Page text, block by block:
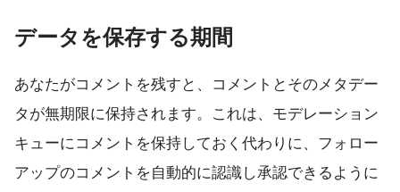
データを保存する期間
あなたがコメントを残すと、コメントとそのメタデー
タが無期限に保持されます。これは、モデレーション
キューにコメントを保持しておく代わりに、フォロー
アップのコメントを自動的に認識し承認できるように